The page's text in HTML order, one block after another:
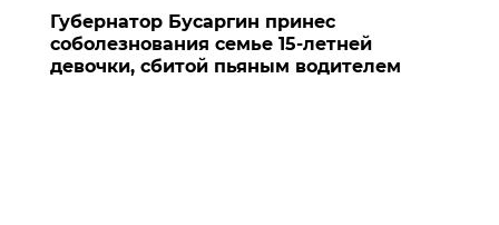
Губернатор Бусаргин принес
соболезнования семье 15-летней
девочки, сбитой пьяным водителем